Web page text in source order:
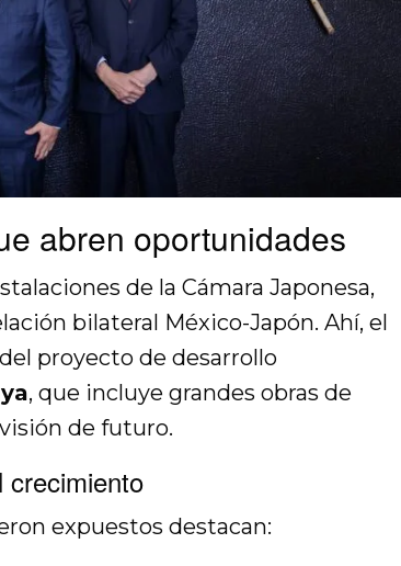
abren oportunidades
de la Cámara Japonesa,
bilateral México-Japón. Ahí, el
proyecto de desarrollo
, que incluye grandes obras de
de futuro.
crecimiento
expuestos destacan: